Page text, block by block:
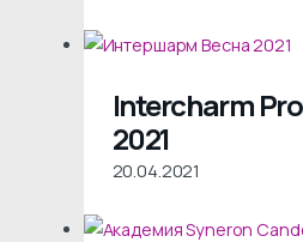
Intercharm
2021
20.04.2021